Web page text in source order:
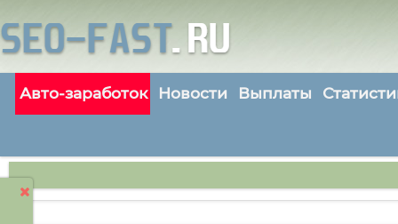
Авто-заработок Новости Выплаты